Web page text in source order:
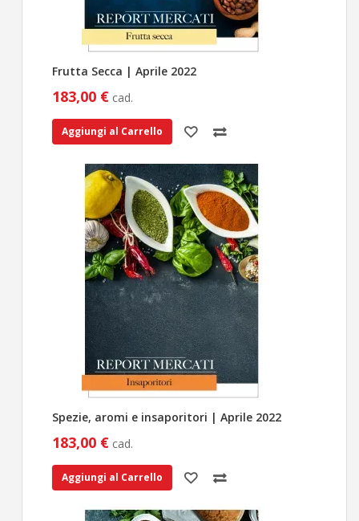
Frutta Secca | Aprile 2022
183,00 € cad.
Aggiungi al Carrello
Spezie, aromi e insaporitori | Aprile 2022
183,00 € cad.
Aggiungi al Carrello